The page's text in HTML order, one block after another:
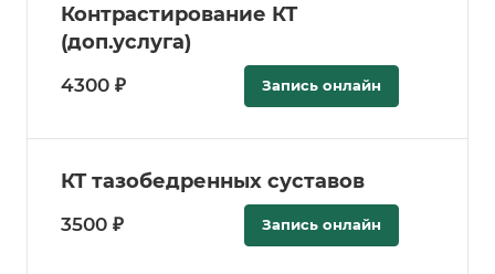
Контрастирование КТ
(доп.услуга)
4300 ₽ Запись онлайн
КТ тазобедренных суставов
3500 ₽ Запись онлайн